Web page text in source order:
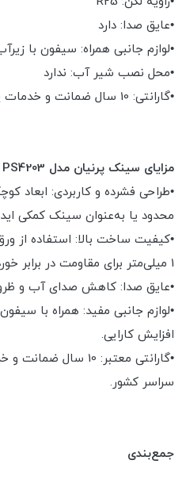
•عایق صدا: دارد
•لوازم جانبی همراه: سیفون با
•محل نصب شیر آب: ندارد
•گارانتی: 10 سال ضمانت و خدمات پس از فروش پرنیان استیل
مزایای سینک پرنیان مدل PS4203
•طراحی فشرده و کاربردی: ابعاد
محدود یا به‌عنوان سینک کمکی
1 میلی‌متر برای مقاومت در برابر خوردگی و زنگ‌زدگی.
•عایق صدا: کاهش صدای آب و
•لوازم جانبی مفید: همراه با
افزایش کارایی.
•گارانتی معتبر: 10
سراسر کشور.
جمع‌بندی